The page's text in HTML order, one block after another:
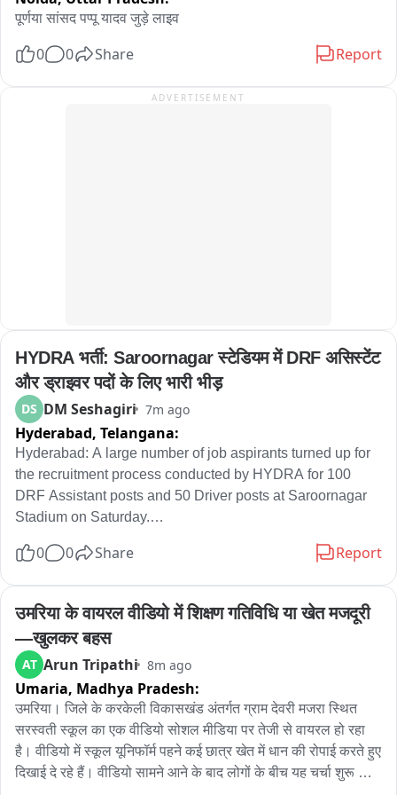
पूर्णया सांसद पप्पू यादव जुड़े लाइव
0 0 Share Report
ADVERTISEMENT
HYDRA भर्ती: Saroornagar स्टेडियम में DRF असिस्टेंट
और ड्राइवर पदों के लिए भारी भीड़
DS DM Seshagiri 7m ago
Hyderabad, Telangana:
Hyderabad: A large number of job aspirants turned up for
the recruitment process conducted by HYDRA for 100
DRF Assistant posts and 50 Driver posts at Saroornagar
Stadium on Saturday.
With over 3,000 candidates arriving at the venue, officials
tokens for the physical tests. At one point, an official lost
his temper while trying to control the crowd but later
clarified the situation.
HYDRA had already announced through the media that
the selection process would be held on August 8 and 9 at
Saroornagar Stadium. Police and officials managed the
crowd effectively, preventing any stampede like situation.
Repeated announcements over loudspeakers assuring
0 0 Share Report
उमरिया के वायरल वीडियो में शिक्षण गतिविधि या खेत मजदूरी
—खुलकर बहस
AT Arun Tripathi 8m ago
Umaria, Madhya Pradesh:
उमरिया। जिले के करकेली विकासखंड अंतर्गत ग्राम देवरी मजरा स्थित
सरस्वती स्कूल का एक वीडियो सोशल मीडिया पर तेजी से वायरल हो रहा
है। वीडियो में स्कूल यूनिफॉर्म पहने कई छात्र खेत में धान की रोपाई करते हुए
दिखाई दे रहे हैं। वीडियो सामने आने के बाद लोगों के बीच यह चर्चा शुरू हो